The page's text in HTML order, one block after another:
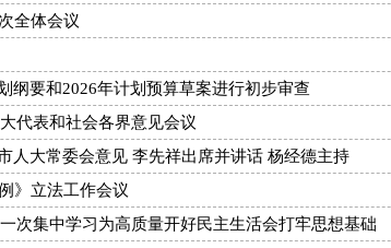
全体会议
纲要和2026年计划预算草案进行初步审查
代表和社会各界意见会议
人大常委会意见 李先祥出席并讲话 杨经德主持
》立法工作会议
次集中学习为高质量开好民主生活会打牢思想基础